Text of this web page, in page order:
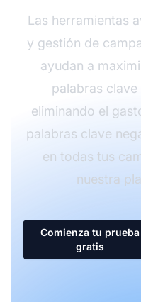
Las herramientas
y gestión de
ayudan a
palabras
eliminando el
palabras clave
en todas tus
nuestra
Comienza tu prueba
gratis